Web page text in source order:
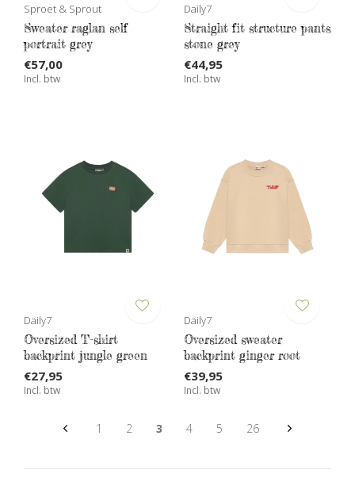
Sproet & Sprout
Sweater raglan self
portrait grey
€57,00
Incl. btw
Daily7
Straight fit structure pants
stone grey
€44,95
Incl. btw
Daily7
Oversized T-shirt
backprint jungle green
€27,95
Incl. btw
Daily7
Oversized sweater
backprint ginger root
€39,95
Incl. btw
1 2 3 4 5 26